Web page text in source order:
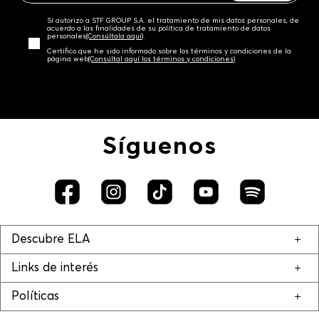
Sí autorizo a STF GROUP S.A. el tratamiento de mis datos personales, de
acuerdo a las finalidades de su política de tratamiento de datos
personales‎(Consúltala aquí)
Certifico que he sido informado sobre los términos y condiciones de la
página web‎(Consúltal aquí los términos y condiciones)
Síguenos
Descubre ELA
Links de interés
Políticas